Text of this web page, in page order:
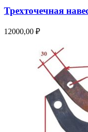
Трехточечная
12000,00 ₽